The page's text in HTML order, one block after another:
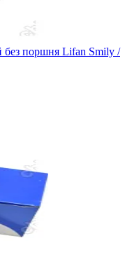
без поршня Lifan Smily /